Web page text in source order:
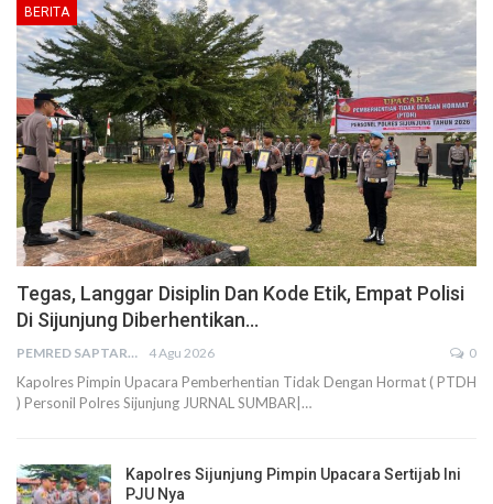
BERITA
Tegas, Langgar Disiplin Dan Kode Etik, Empat Polisi
Di Sijunjung Diberhentikan…
PEMRED SAPTARIUS 4 Agu 2026 0
Kapolres Pimpin Upacara Pemberhentian Tidak Dengan Hormat ( PTDH
) Personil Polres Sijunjung JURNAL SUMBAR|…
Kapolres Sijunjung Pimpin Upacara Sertijab Ini
PJU Nya